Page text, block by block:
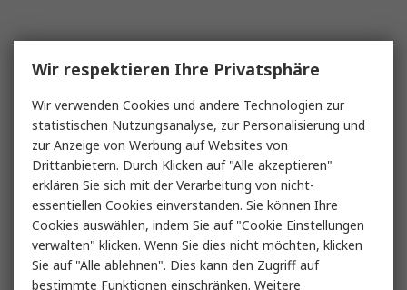
Wir respektieren Ihre Privatsphäre
Wir verwenden Cookies und andere Technologien zur
statistischen Nutzungsanalyse, zur Personalisierung und
zur Anzeige von Werbung auf Websites von
Drittanbietern. Durch Klicken auf "Alle akzeptieren"
erklären Sie sich mit der Verarbeitung von nicht-
essentiellen Cookies einverstanden. Sie können Ihre
Cookies auswählen, indem Sie auf "Cookie Einstellungen
verwalten" klicken. Wenn Sie dies nicht möchten, klicken
Sie auf "Alle ablehnen". Dies kann den Zugriff auf
bestimmte Funktionen einschränken. Weitere